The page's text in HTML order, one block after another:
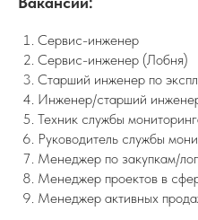
Сервис-инженер
Сервис-инженер (Лобня)
Старший инженер по
Инженер/старший
Техник службы
Руководитель службы
Менеджер по закупкам/
Менеджер проектов в
Менеджер активных